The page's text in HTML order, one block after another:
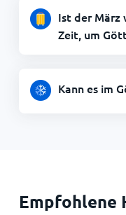
Ist der März
Zeit, um
Kann es im
Empfohlene